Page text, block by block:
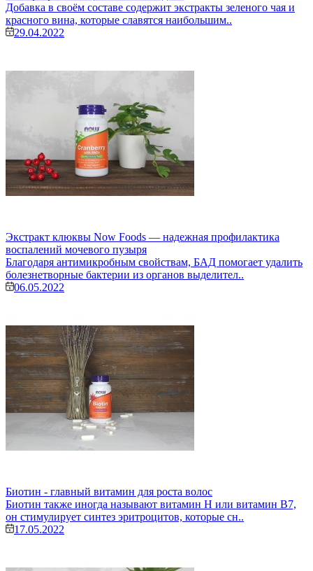
Добавка в своём составе содержит экстракты зеленого чая и
красного вина, которые славятся наибольшим..
29.04.2022
Экстракт клюквы Now Foods — надежная профилактика
воспалений мочевого пузыря
Благодаря антимикробным свойствам, БАД помогает удалить
болезнетворные бактерии из органов выделител..
06.05.2022
Биотин - главный витамин для роста волос
Биотин также иногда называют витамин H или витамин B7,
он стимулирует синтез эритроцитов, которые сн..
17.05.2022